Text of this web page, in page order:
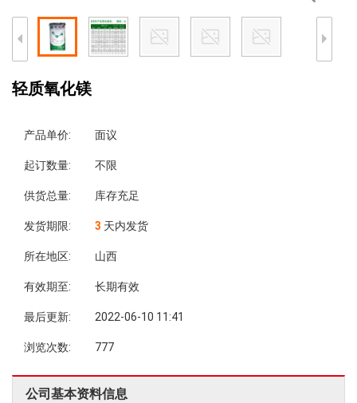
轻质氧化镁
产品单价: 面议
起订数量: 不限
供货总量: 库存充足
发货期限: 3 天内发货
所在地区: 山西
有效期至: 长期有效
最后更新: 2022-06-10 11:41
浏览次数: 777
公司基本资料信息